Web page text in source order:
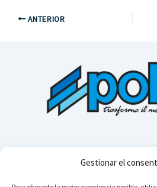
Gestionar el
ANTERIOR